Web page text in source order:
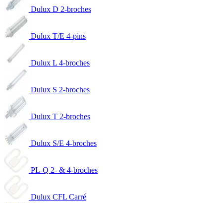
Dulux D 2-broches
Dulux T/E 4-pins
Dulux L 4-broches
Dulux S 2-broches
Dulux T 2-broches
Dulux S/E 4-broches
PL-Q 2- & 4-broches
Dulux CFL Carré